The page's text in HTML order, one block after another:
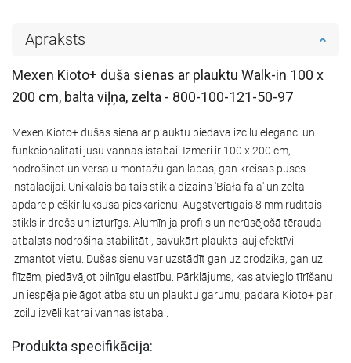
Apraksts
Mexen Kioto+ duša sienas ar plauktu Walk-in 100 x
200 cm, balta viļņa, zelta - 800-100-121-50-97
Mexen Kioto+ dušas siena ar plauktu piedāvā izcilu eleganci un
funkcionalitāti jūsu vannas istabai. Izmēri ir 100 x 200 cm,
nodrošinot universālu montāžu gan labās, gan kreisās puses
instalācijai. Unikālais baltais stikla dizains 'Biała fala' un zelta
apdare piešķir luksusa pieskārienu. Augstvērtīgais 8 mm rūdītais
stikls ir drošs un izturīgs. Alumīnija profils un nerūsējošā tērauda
atbalsts nodrošina stabilitāti, savukārt plaukts ļauj efektīvi
izmantot vietu. Dušas sienu var uzstādīt gan uz brodzika, gan uz
flīzēm, piedāvājot pilnīgu elastību. Pārklājums, kas atvieglo tīrīšanu
un iespēja pielāgot atbalstu un plauktu garumu, padara Kioto+ par
izcilu izvēli katrai vannas istabai.
Produkta specifikācija: